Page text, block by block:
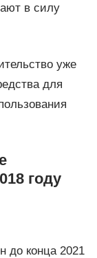
в силу
уже
для
году
до конца 2021